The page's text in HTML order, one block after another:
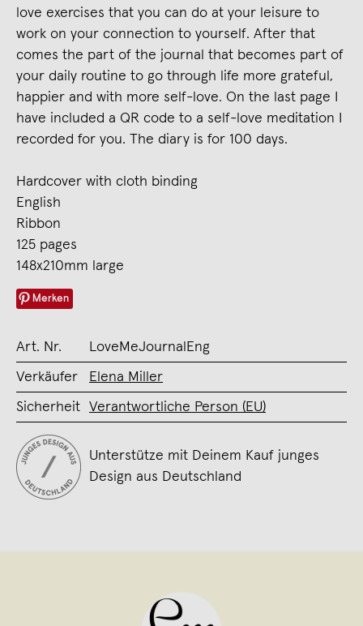
love exercises that you can do at your leisure to
work on your connection to yourself. After that
comes the part of the journal that becomes part of
your daily routine to go through life more grateful,
happier and with more self-love. On the last page I
have included a QR code to a self-love meditation I
recorded for you. The diary is for 100 days.
Hardcover with cloth binding
English
Ribbon
125 pages
148x210mm large
Merken
Art. Nr. LoveMeJournalEng
Verkäufer Elena Miller
Sicherheit Verantwortliche Person (EU)
Unterstütze mit Deinem Kauf junges
Design aus Deutschland